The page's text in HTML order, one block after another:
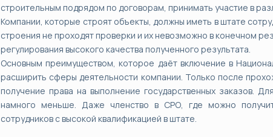
строительным подрядом по договорам, принимать участие в
Компании, которые строят объекты, должны иметь в штате
строения не проходят проверки и их невозможно в конечном
регулирования высокого качества полученного результата.
Основным преимуществом, которое даёт включение в
расширить сферы деятельности компании. Только после
получение права на выполнение государственных заказов.
намного меньше. Даже членство в СРО, где можно
сотрудников с высокой квалификацией в штате.